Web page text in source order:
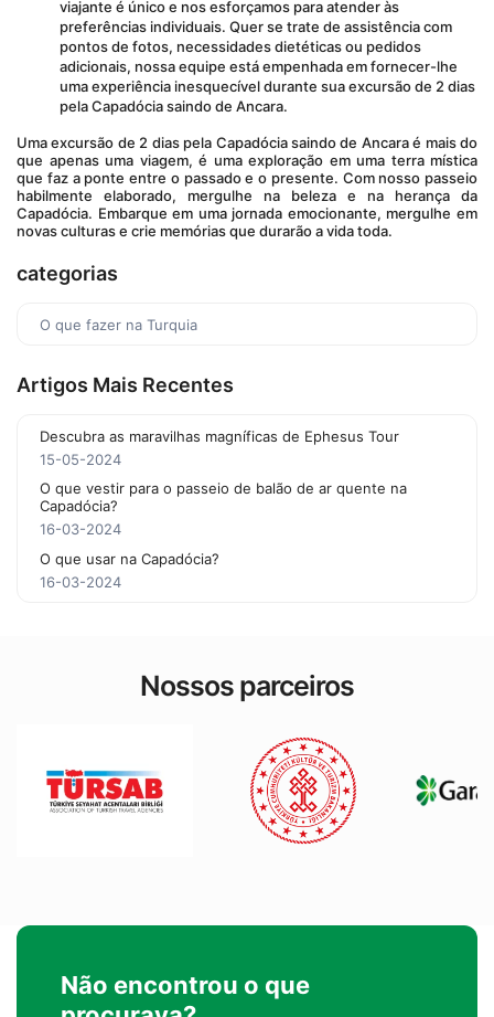
viajante é único e nos esforçamos para atender às
preferências individuais. Quer se trate de assistência com
pontos de fotos, necessidades dietéticas ou pedidos
adicionais, nossa equipe está empenhada em fornecer-lhe
uma experiência inesquecível durante sua excursão de 2 dias
pela Capadócia saindo de Ancara.
Uma excursão de 2 dias pela Capadócia saindo de Ancara é mais do
que apenas uma viagem, é uma exploração em uma terra mística
que faz a ponte entre o passado e o presente. Com nosso passeio
habilmente elaborado, mergulhe na beleza e na herança da
Capadócia. Embarque em uma jornada emocionante, mergulhe em
novas culturas e crie memórias que durarão a vida toda.
categorias
O que fazer na Turquia
Artigos Mais Recentes
Descubra as maravilhas magníficas de Ephesus Tour
15-05-2024
O que vestir para o passeio de balão de ar quente na
Capadócia?
16-03-2024
O que usar na Capadócia?
16-03-2024
Nossos parceiros
Não encontrou o que